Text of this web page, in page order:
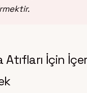
Atıfları İçin